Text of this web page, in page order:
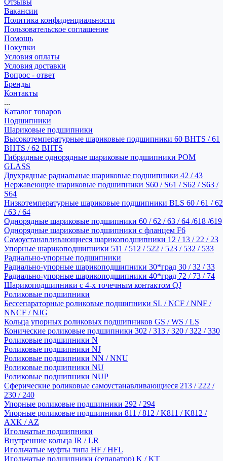
Отзывы
Вакансии
Политика конфиденциальности
Пользовательское соглашение
Помощь
Покупки
Условия оплаты
Условия доставки
Вопрос - ответ
Бренды
Контакты
...
Каталог товаров
Подшипники
Шариковые подшипники
Высокотемпературные шариковые подшипники 60 BHTS / 61
BHTS / 62 BHTS
Гибридные однорядные шариковые подшипники POM
GLASS
Двухрядные радиальные шариковые подшипники 42 / 43
Нержавеющие шариковые подшипники S60 / S61 / S62 / S63 /
S64
Низкотемпературные шариковые подшипники BLS 60 / 61 / 62
/ 63 / 64
Однорядные шариковые подшипники 60 / 62 / 63 / 64 /618 /619
Однорядные шариковые подшипники с фланцем F6
Самоустанавливающиеся шарикоподшипники 12 / 13 / 22 / 23
Упорные шарикоподшипники 511 / 512 / 522 / 523 / 532 / 533
Радиально-упорные подшипники
Радиально-упорные шарикоподшипники 30*град 30 / 32 / 33
Радиально-упорные шарикоподшипники 40*град 72 / 73 / 74
Шарикоподшипники с 4-х точечным контактом QJ
Роликовые подшипники
Бессепараторные роликовые подшипники SL / NCF / NNF /
NNCF / NJG
Кольца упорных роликовых подшипников GS / WS / LS
Конические роликовые подшипники 302 / 313 / 320 / 322 / 330
Роликовые подшипники N
Роликовые подшипники NJ
Роликовые подшипники NN / NNU
Роликовые подшипники NU
Роликовые подшипники NUP
Сферические роликовые самоустанавливающиеся 213 / 222 /
230 / 240
Упорные роликовые подшипники 292 / 294
Упорные роликовые подшипники 811 / 812 / K811 / K812 /
AXK / AZ
Игольчатые подшипники
Внутренние кольца IR / LR
Игольчатые муфты типа HF / HFL
Игольчатые подшипники (сепаратор) K / KT